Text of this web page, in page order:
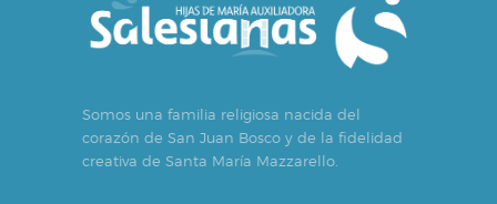
Somos una familia religiosa nacida del
corazón de San Juan Bosco y de la fidelidad
creativa de Santa María Mazzarello.